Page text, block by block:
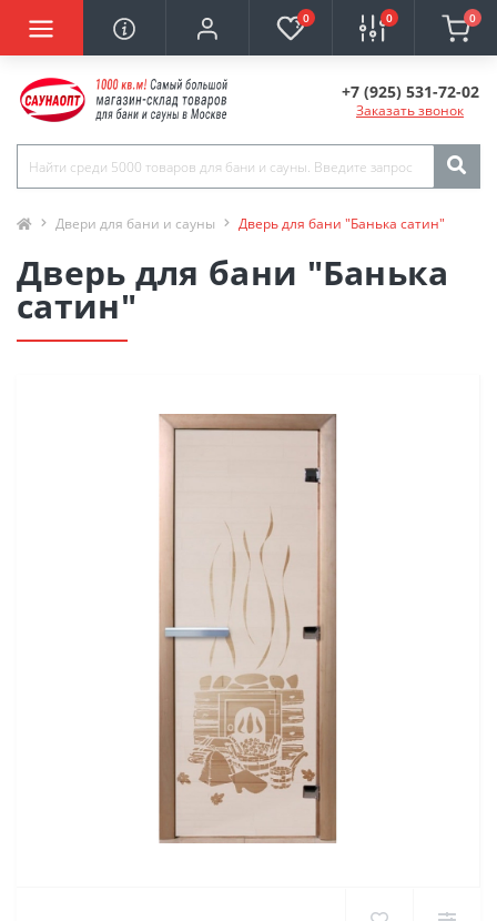
0 0 0
+7 (925) 531-72-02
Заказать звонок
Двери для бани и сауны Дверь для бани "Банька сатин"
Дверь для бани "Банька
сатин"